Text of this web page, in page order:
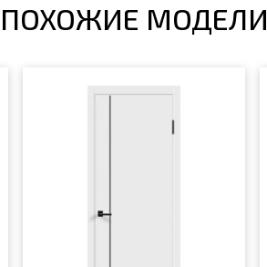
ПОХОЖИЕ МОДЕЛИ